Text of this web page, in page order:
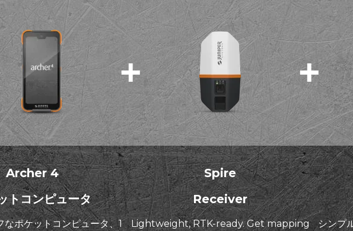
+ +
Archer 4
トコンピュータ
なポケットコンピュータ、1
Spire
Receiver
Lightweight, RTK-ready. Get mapping
シンプ